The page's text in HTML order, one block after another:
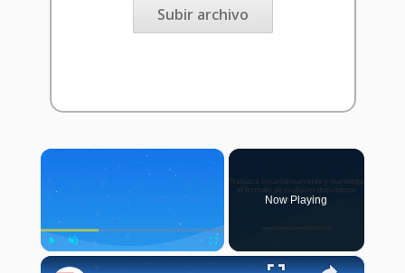
Subir archivo
×
Play Unmute Fullscreen
Now Playing
×